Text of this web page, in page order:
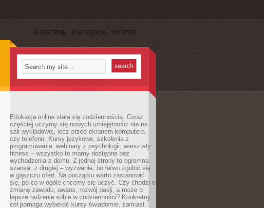
SUBSCRIBE FACEBOOK TWITTER
Edukacja online stała się codziennością. Coraz
częściej uczymy się nowych umiejętności nie na
sali wykładowej, lecz przed ekranem komputera
czy telefonu. Kursy językowe, szkolenia z
programowania, webinary z psychologii, warsztaty
fitness – wszystko to mamy dostępne bez
wychodzenia z domu. Z jednej strony to ogromna
szansa, z drugiej – wyzwanie, bo łatwo zgubić się
w gąszczu ofert. Na początku warto zastanowić
się, po co w ogóle chcemy się uczyć. Czy chodzi o
zmianę zawodu, awans, rozwój pasji, a może o
lepsze radzenie sobie w codzienności? Konkretny
cel pomaga wybierać kursy świadomie, zamiast